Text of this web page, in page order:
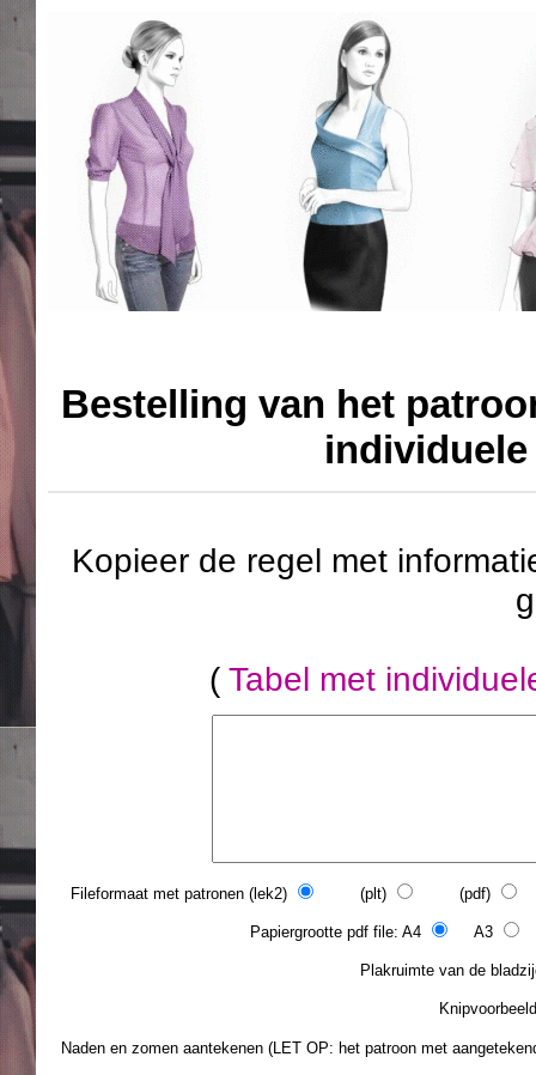
Bestelling van het
Kopieer de regel met
( Tabel met
Fileformaat met patronen (lek2) (plt) (pdf)
Papiergrootte pdf file: A4 A3
Plakruimte van de
Naden en zomen aantekenen (LET OP: het patroon met